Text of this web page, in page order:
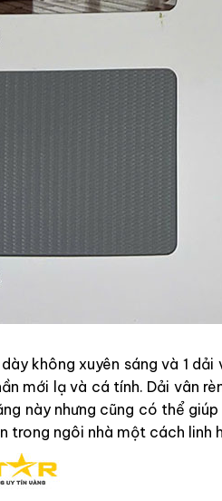
không xuyên sáng và 1
mới lạ và cá tính. Dải vân
này nhưng cũng có thể
trong ngôi nhà một cách linh